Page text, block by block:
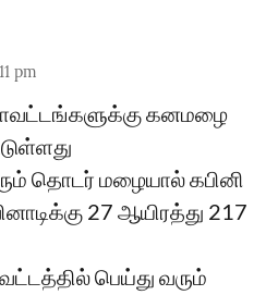
pm
கனமழை
தொடர் மழையால் கபினி
27 ஆயிரத்து 217
பெய்து வரும்